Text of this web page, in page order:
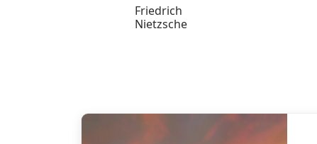
Friedrich
Nietzsche